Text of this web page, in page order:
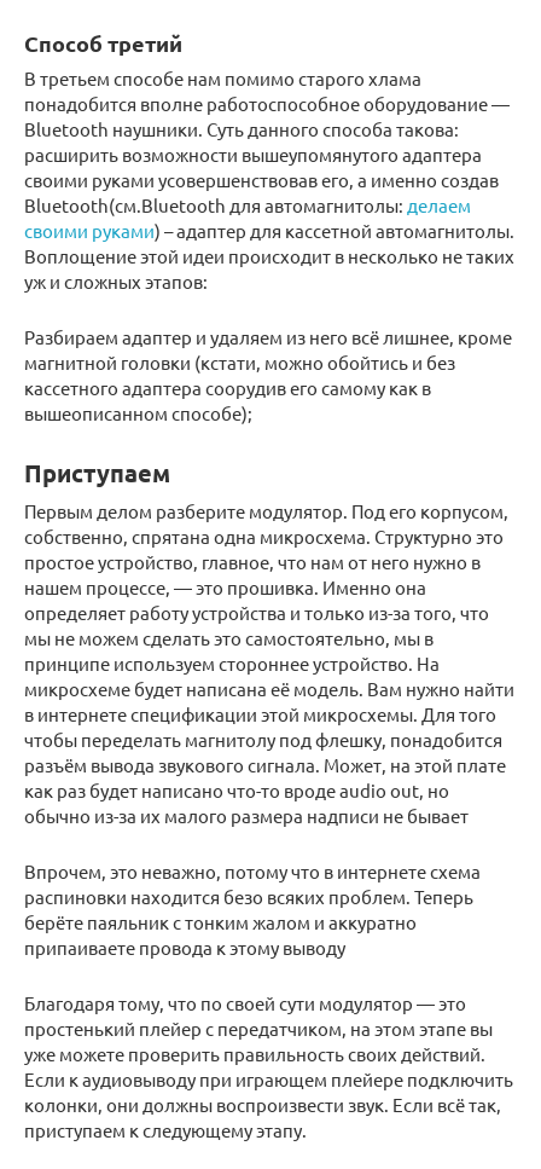
Способ третий
В третьем способе нам помимо старого хлама
понадобится вполне работоспособное оборудование —
Bluetooth наушники. Суть данного способа такова:
расширить возможности вышеупомянутого адаптера
своими руками усовершенствовав его, а именно создав
Bluetooth(см.Bluetooth для автомагнитолы: делаем
своими руками) – адаптер для кассетной автомагнитолы.
Воплощение этой идеи происходит в несколько не таких
уж и сложных этапов:
Разбираем адаптер и удаляем из него всё лишнее, кроме
магнитной головки (кстати, можно обойтись и без
кассетного адаптера соорудив его самому как в
вышеописанном способе);
Приступаем
Первым делом разберите модулятор. Под его корпусом,
собственно, спрятана одна микросхема. Структурно это
простое устройство, главное, что нам от него нужно в
нашем процессе, — это прошивка. Именно она
определяет работу устройства и только из-за того, что
мы не можем сделать это самостоятельно, мы в
принципе используем стороннее устройство. На
микросхеме будет написана её модель. Вам нужно найти
в интернете спецификации этой микросхемы. Для того
чтобы переделать магнитолу под флешку, понадобится
разъём вывода звукового сигнала. Может, на этой плате
как раз будет написано что-то вроде audio out, но
обычно из-за их малого размера надписи не бывает
Впрочем, это неважно, потому что в интернете схема
распиновки находится безо всяких проблем. Теперь
берёте паяльник с тонким жалом и аккуратно
припаиваете провода к этому выводу
Благодаря тому, что по своей сути модулятор — это
простенький плейер с передатчиком, на этом этапе вы
уже можете проверить правильность своих действий.
Если к аудиовыводу при играющем плейере подключить
колонки, они должны воспроизвести звук. Если всё так,
приступаем к следующему этапу.